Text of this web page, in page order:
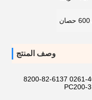
وصف المنتج
توريد محرك ديزل S6D105 الجزء 465044-0261 6137-82-8200